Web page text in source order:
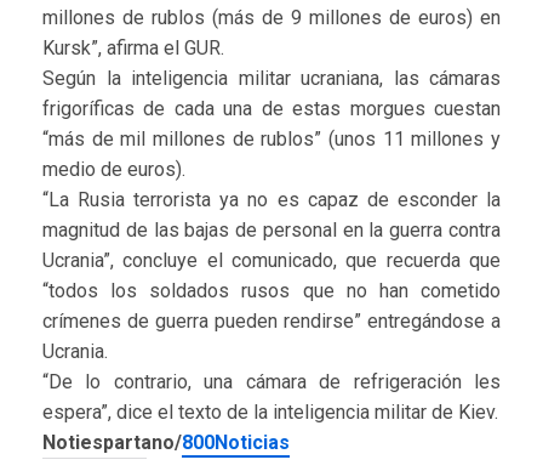
millones de rublos (más de 9 millones de euros) en
Kursk”, afirma el GUR.
Según la inteligencia militar ucraniana, las cámaras
frigoríficas de cada una de estas morgues cuestan
“más de mil millones de rublos” (unos 11 millones y
medio de euros).
“La Rusia terrorista ya no es capaz de esconder la
magnitud de las bajas de personal en la guerra contra
Ucrania”, concluye el comunicado, que recuerda que
“todos los soldados rusos que no han cometido
crímenes de guerra pueden rendirse” entregándose a
Ucrania.
“De lo contrario, una cámara de refrigeración les
espera”, dice el texto de la inteligencia militar de Kiev.
Notiespartano/800Noticias